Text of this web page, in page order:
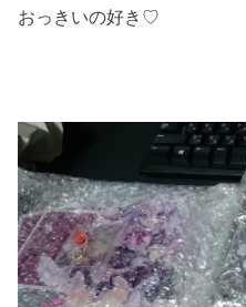
おっきいの好き♡